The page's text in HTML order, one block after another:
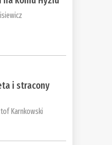
i stracony
Karnkowski